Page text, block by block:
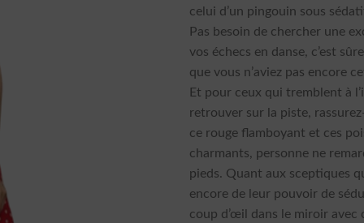
celui d’un pingouin sous
Pas besoin de chercher une
vos échecs en danse, c’est
que vous n’aviez pas encore
Et pour ceux qui tremblent à
retrouver sur la piste,
ce rouge flamboyant et ces
charmants, personne ne
pieds. Quant aux sceptiques
encore de leur pouvoir de
coup d’œil dans le miroir avec